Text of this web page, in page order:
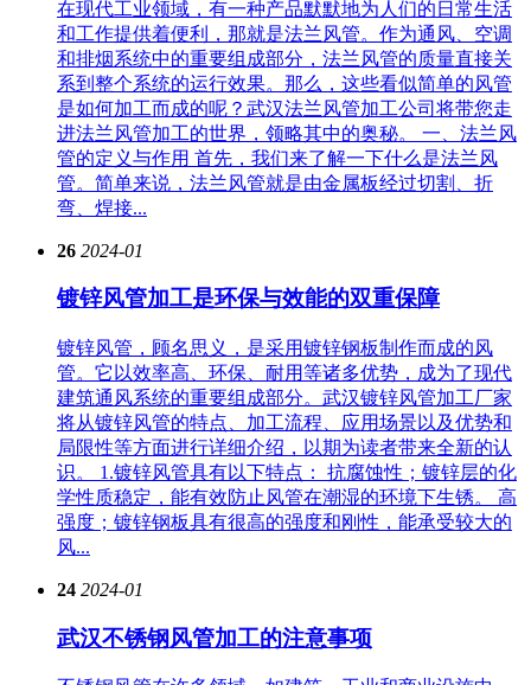
在现代工业领域，有一种产品默默地为人们的日常生活
和工作提供着便利，那就是法兰风管。作为通风、空调
和排烟系统中的重要组成部分，法兰风管的质量直接关
系到整个系统的运行效果。那么，这些看似简单的风管
是如何加工而成的呢？武汉法兰风管加工公司将带您走
进法兰风管加工的世界，领略其中的奥秘。 一、法兰风
管的定义与作用 首先，我们来了解一下什么是法兰风
管。简单来说，法兰风管就是由金属板经过切割、折
弯、焊接...
26 2024-01
镀锌风管加工是环保与效能的双重保障
镀锌风管，顾名思义，是采用镀锌钢板制作而成的风
管。它以效率高、环保、耐用等诸多优势，成为了现代
建筑通风系统的重要组成部分。武汉镀锌风管加工厂家
将从镀锌风管的特点、加工流程、应用场景以及优势和
局限性等方面进行详细介绍，以期为读者带来全新的认
识。 1.镀锌风管具有以下特点： 抗腐蚀性；镀锌层的化
学性质稳定，能有效防止风管在潮湿的环境下生锈。 高
强度；镀锌钢板具有很高的强度和刚性，能承受较大的
风...
24 2024-01
武汉不锈钢风管加工的注意事项